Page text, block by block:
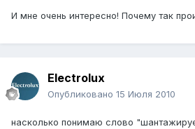
И мне очень интересно! Почему так
Electrolux
Опубликовано 15 Июля 2010
насколько понимаю слово